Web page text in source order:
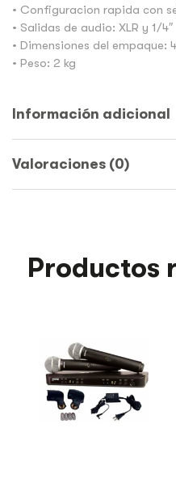
• Configuracion rapida con
• Salidas de audio: XLR y 1/4″
• Dimensiones del empaque:
• Peso: 2 kg
Información adicional
Valoraciones (0)
Productos